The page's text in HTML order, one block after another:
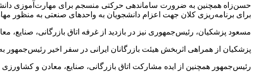
حسن‌زاه همچنین به ضرورت ساماندهی حرکتی منسجم برای مهارت‌آموزی
برای برنامه‌ریزی کلان جهت اعزام دانشجویان به واحدهای صنعتی به منظور
مسعود پزشکیان، رئیس‌جمهوری نیز در بازدید از غرفه اتاق بازرگانی، صنایع،
پزشکیان از همراهی اثربخش هیئت بازرگانان ایرانی در سفر اخیر رئیس‌جمهور
رئیس‌جمهور همچنین از ایده مشارکت اتاق بازرگانی، صنایع، معادن و